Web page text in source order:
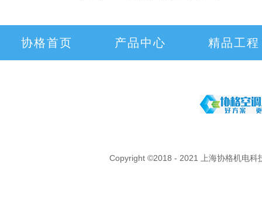
协格首页 产品中心 精品工程
Copyright ©2018 - 2021 上海协格机电